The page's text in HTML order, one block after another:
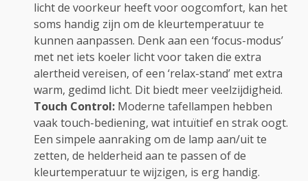
licht de voorkeur heeft voor oogcomfort, kan het
soms handig zijn om de kleurtemperatuur te
kunnen aanpassen. Denk aan een ‘focus-modus’
met net iets koeler licht voor taken die extra
alertheid vereisen, of een ‘relax-stand’ met extra
warm, gedimd licht. Dit biedt meer veelzijdigheid.
Touch Control: Moderne tafellampen hebben
vaak touch-bediening, wat intuïtief en strak oogt.
Een simpele aanraking om de lamp aan/uit te
zetten, de helderheid aan te passen of de
kleurtemperatuur te wijzigen, is erg handig.